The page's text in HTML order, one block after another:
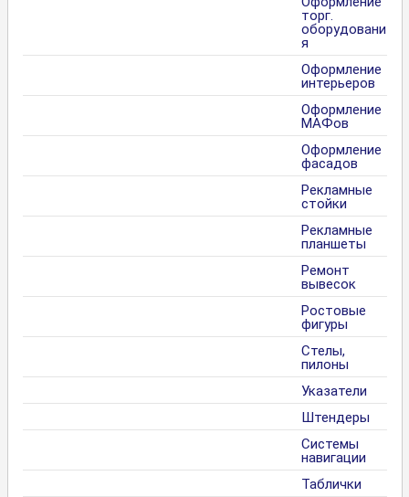
торг.
оборудовани
я
Оформление
интерьеров
Оформление
МАФов
Оформление
фасадов
Рекламные
стойки
Рекламные
планшеты
Ремонт
вывесок
Ростовые
фигуры
Стелы,
пилоны
Указатели
Штендеры
Системы
навигации
Таблички